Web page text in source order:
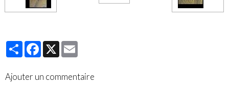
PartagerFacebook
X
Ajouter un commentaire